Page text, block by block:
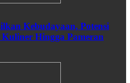
Kebudayaan, Potensi
Hingga Pameran